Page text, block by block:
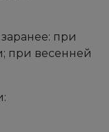
при
при весенней